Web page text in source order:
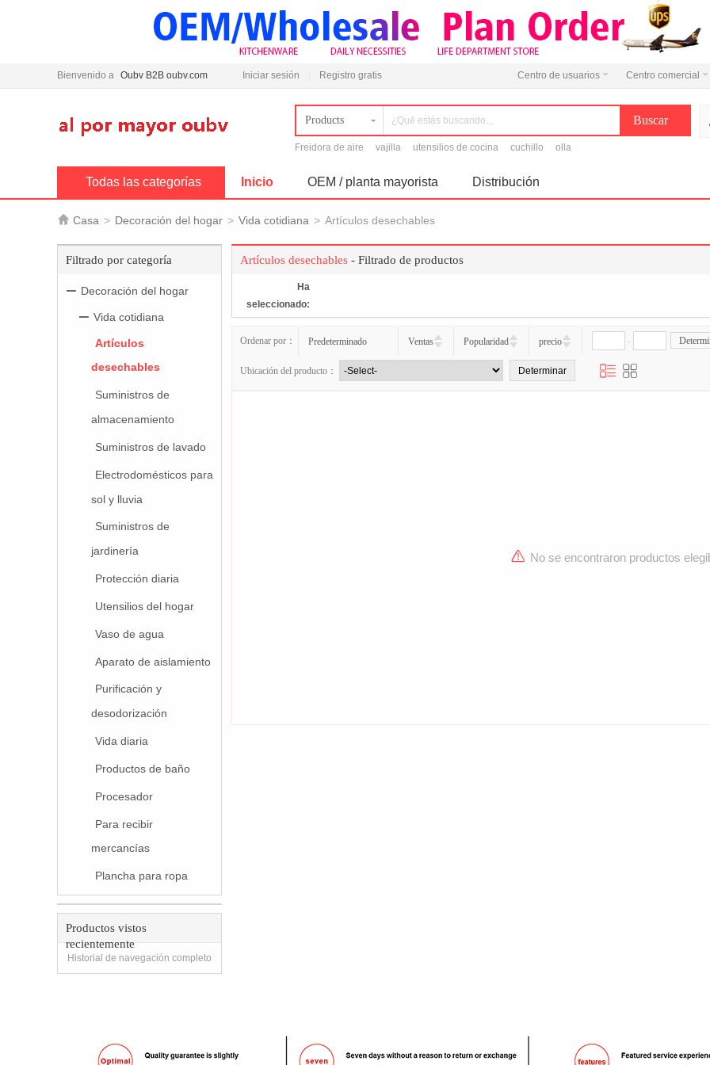
Bienvenido a Oubv B2B oubv.com Iniciar sesión Registro gratis Centro de usuarios Centro comercial
Products
Freidora de aire vajilla utensilios de cocina cuchillo olla
Todas las categorías Inicio OEM / planta mayorista Distribución
 Casa > Decoración del hogar > Vida cotidiana > Artículos desechables
Filtrado por categoría
Decoración del hogar
Vida cotidiana
Artículos
desechables
Suministros de
almacenamiento
Suministros de lavado
Electrodomésticos para
sol y lluvia
Suministros de
jardinería
Protección diaria
Utensilios del hogar
Vaso de agua
Aparato de aislamiento
Purificación y
desodorización
Vida diaria
Productos de baño
Procesador
Para recibir
mercancías
Plancha para ropa
Productos vistos
recientemente
Historial de navegación completo
Artículos desechables - Filtrado de productos
Ha
seleccionado:
Ordenar por： Predeterminado Ventas Popularidad precio -
Ubicación del producto：
No se encontraron productos